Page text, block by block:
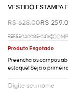
VESTIDO ESTAMPA
R$ 628,00R$
REF.55.04.0085-041
Produto Esgotado
Preencha os campos
estoque! Seja o